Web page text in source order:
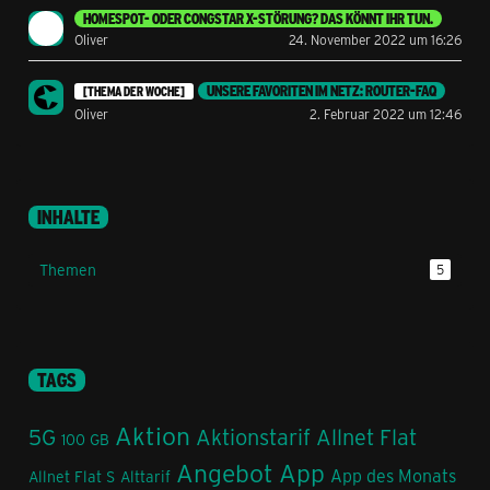
HOMESPOT- ODER CONGSTAR X-STÖRUNG? DAS KÖNNT IHR TUN.
Oliver
24. November 2022 um 16:26
[THEMA DER WOCHE]
UNSERE FAVORITEN IM NETZ: ROUTER-FAQ
Oliver
2. Februar 2022 um 12:46
INHALTE
Themen 5
TAGS
5G 100 GB Aktion Aktionstarif Allnet Flat
Allnet Flat S Alttarif Angebot App App des Monats